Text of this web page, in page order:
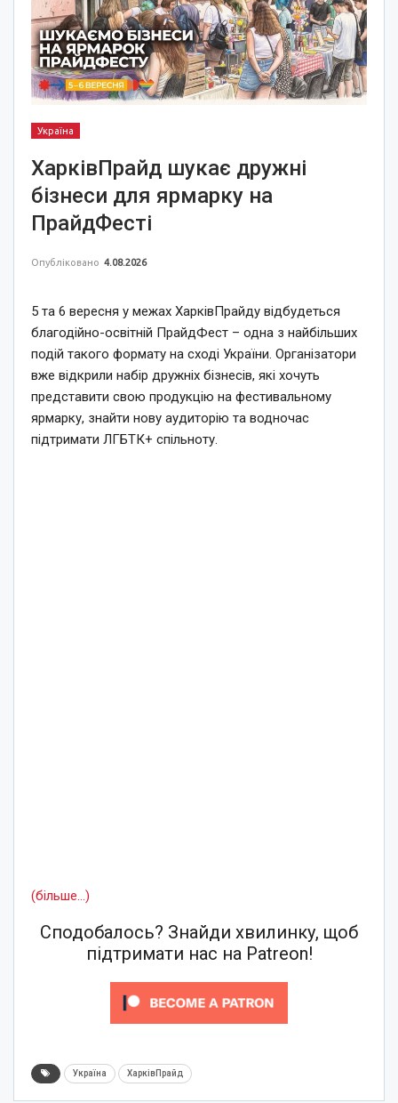
Україна
ХарківПрайд шукає дружні
бізнеси для ярмарку на
ПрайдФесті
Опубліковано 4.08.2026
5 та 6 вересня у межах ХарківПрайду відбудеться
благодійно-освітній ПрайдФест – одна з найбільших
подій такого формату на сході України. Організатори
вже відкрили набір дружніх бізнесів, які хочуть
представити свою продукцію на фестивальному
ярмарку, знайти нову аудиторію та водночас
підтримати ЛГБТК+ спільноту.
(більше…)
Сподобалось? Знайди хвилинку, щоб
підтримати нас на Patreon!
Україна ХарківПрайд